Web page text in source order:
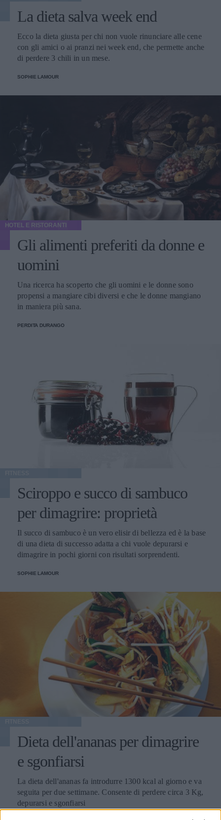
La dieta salva week end
Ecco la dieta giusta per chi non vuole rinunciare alle cene
con gli amici o ai pranzi nei week end, che permette anche
di perdere 3 chili in un mese.
SOPHIE LAMOUR
HOTEL E RISTORANTI
Gli alimenti preferiti da donne e
uomini
Una ricerca ha scoperto che gli uomini e le donne sono
propensi a mangiare cibi diversi e che le donne mangiano
in maniera più sana.
PERDITA DURANGO
Sciroppo e succo di sambuco
per dimagrire: proprietà
Il succo di sambuco è un vero elisir di bellezza ed è la base
di una dieta di successo adatta a chi vuole depurarsi e
dimagrire in pochi giorni con risultati sorprendenti.
SOPHIE LAMOUR
Dieta dell'ananas per dimagrire
e sgonfiarsi
La dieta dell'ananas fa introdurre 1300 kcal al giorno e va
seguita per due settimane. Consente di perdere circa 3 Kg,
depurarsi e sgonfiarsi